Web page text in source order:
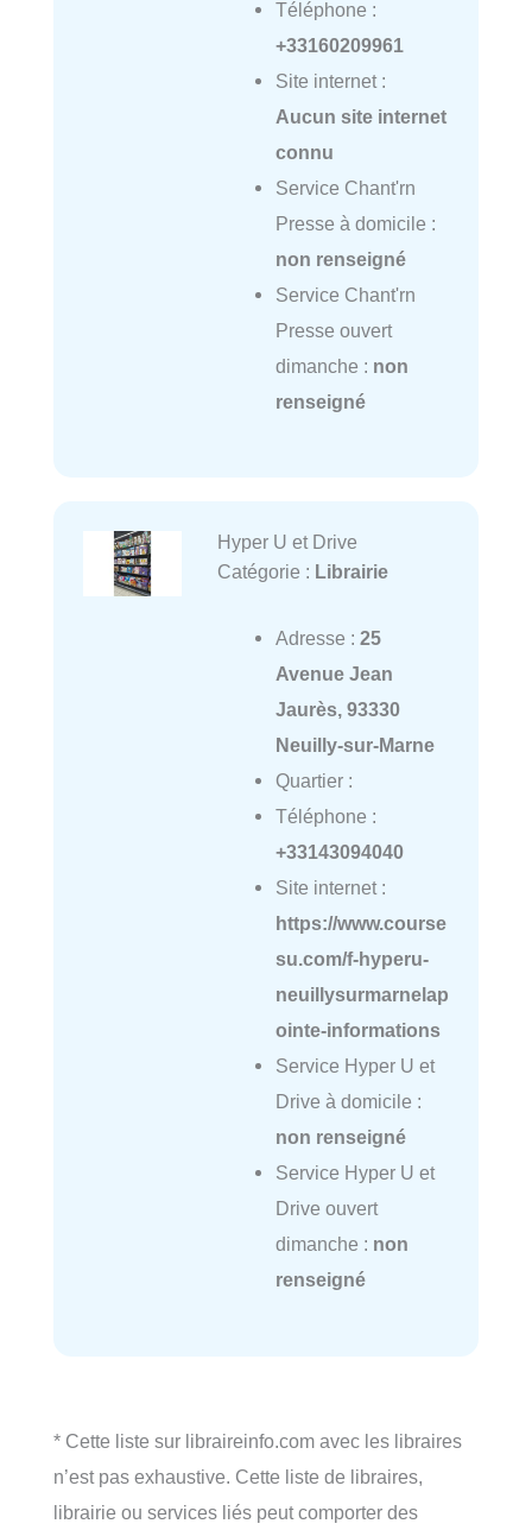
Téléphone :
+33160209961
Site internet :
Aucun site internet
connu
Service Chant'rn
Presse à domicile :
non renseigné
Service Chant'rn
Presse ouvert
dimanche : non
renseigné
Hyper U et Drive
Catégorie : Librairie
Adresse : 25
Avenue Jean
Jaurès, 93330
Neuilly-sur-Marne
Quartier :
Téléphone :
+33143094040
Site internet :
https://www.course
su.com/f-hyperu-
neuillysurmarnelap
ointe-informations
Service Hyper U et
Drive à domicile :
non renseigné
Service Hyper U et
Drive ouvert
dimanche : non
renseigné
* Cette liste sur libraireinfo.com avec les libraires
n’est pas exhaustive. Cette liste de libraires,
librairie ou services liés peut comporter des